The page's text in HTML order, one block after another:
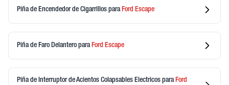
Piña de Encendedor de Cigarrillos para Ford Escape
Piña de Faro Delantero para Ford Escape
Piña de Interruptor de Acientos Colapsables Electricos paraFord